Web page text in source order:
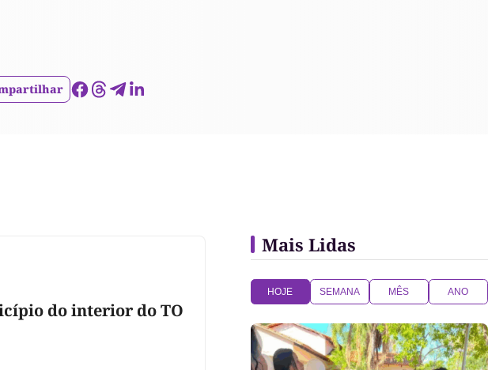
do interior do TO
Mais Lidas
HOJE SEMANA MÊS ANO